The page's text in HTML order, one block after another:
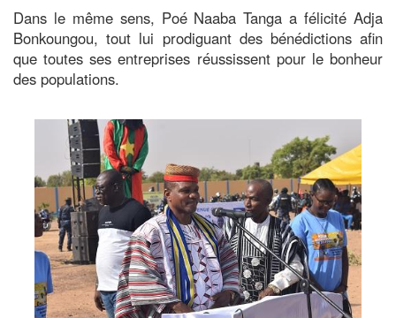
Dans le même sens, Poé Naaba Tanga a félicité Adja
Bonkoungou, tout lui prodiguant des bénédictions afin
que toutes ses entreprises réussissent pour le bonheur
des populations.
Image